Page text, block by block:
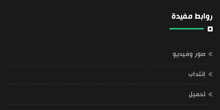
روابط مفيدة
صور وفيديو
إنتداب
تحميل